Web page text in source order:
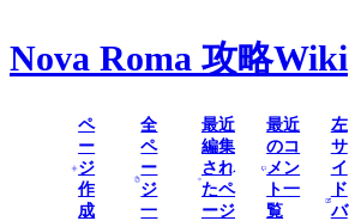
Nova Roma 攻略Wiki
ペ
ー
ジ
作
成
全
ペ
ー
ジ
一
最近
編集
され
たペ
ージ
最近
のコ
メン
ト一
覧
左
サ
イ
ド
バ